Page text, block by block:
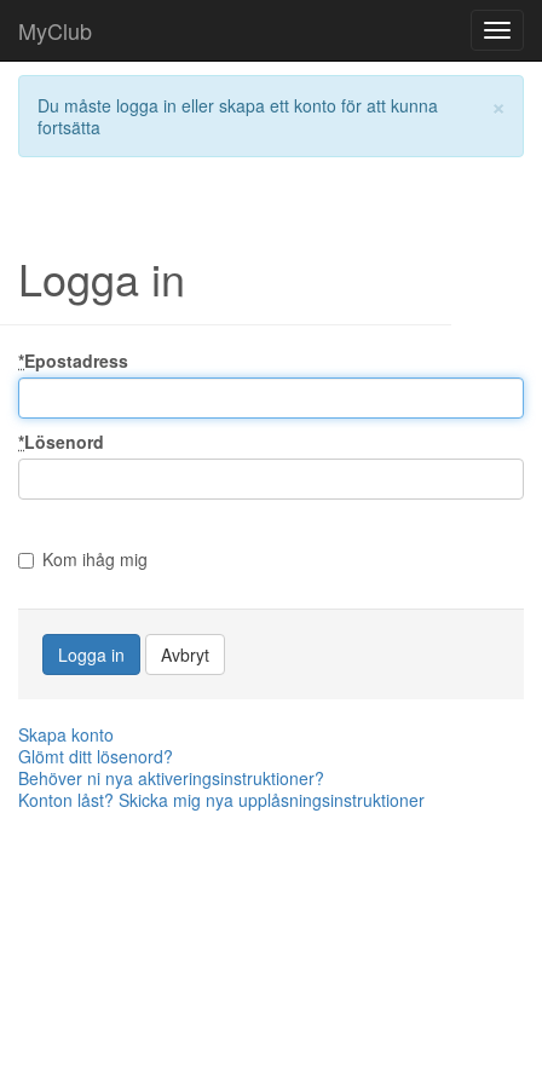
MyClub
×
Du måste logga in eller skapa ett konto för att kunna
fortsätta
Logga in
*Epostadress
*Lösenord
Kom ihåg mig
Logga in Avbryt
Skapa konto
Glömt ditt lösenord?
Behöver ni nya aktiveringsinstruktioner?
Konton låst? Skicka mig nya upplåsningsinstruktioner